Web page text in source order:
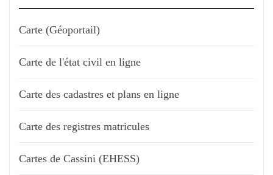
Carte (Géoportail)
Carte de l'état civil en ligne
Carte des cadastres et plans en ligne
Carte des registres matricules
Cartes de Cassini (EHESS)